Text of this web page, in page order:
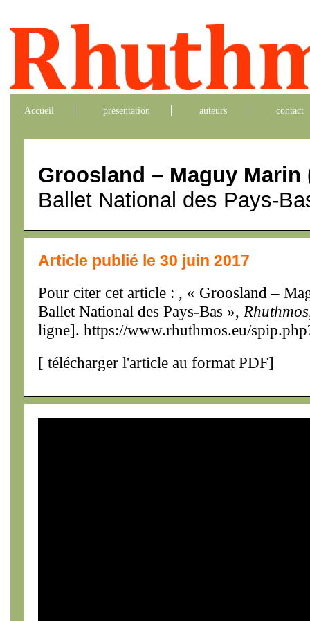
Accueil présentation auteurs contact
Groosland – Maguy Marin
Ballet National des Pays-
Article publié le 30 juin 2017
Pour citer cet article : , « Groosland –
Ballet National des Pays-Bas », Rhuthmos
ligne]. https://www.rhuthmos.eu/
[ télécharger l'article au format PDF]